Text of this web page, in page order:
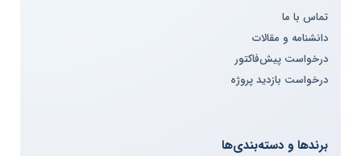
تماس با ما
دانشنامه و مقالات
درخواست پیش‌فاکتور
درخواست بازدید پروژه
برندها و دسته‌بندی‌ها